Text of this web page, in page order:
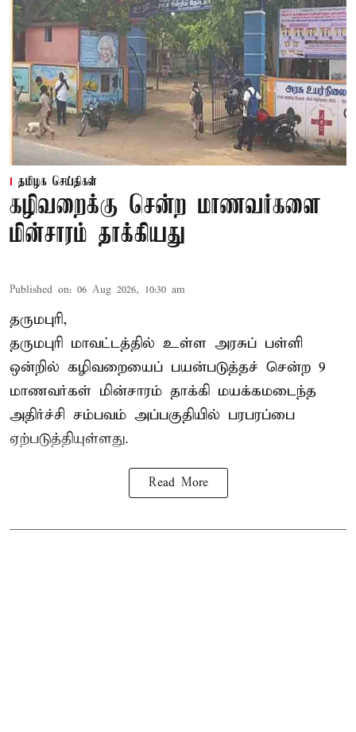
தமிழக செய்திகள்
கழிவறைக்கு சென்ற மாணவர்களை
மின்சாரம் தாக்கியது
Published on: 06 Aug 2026, 10:30 am
தருமபுரி,
தருமபுரி மாவட்டத்தில் உள்ள அரசுப் பள்ளி
ஒன்றில் கழிவறையைப் பயன்படுத்தச் சென்ற 9
மாணவர்கள் மின்சாரம் தாக்கி மயக்கமடைந்த
அதிர்ச்சி சம்பவம் அப்பகுதியில் பரபரப்பை
ஏற்படுத்தியுள்ளது.
Read More